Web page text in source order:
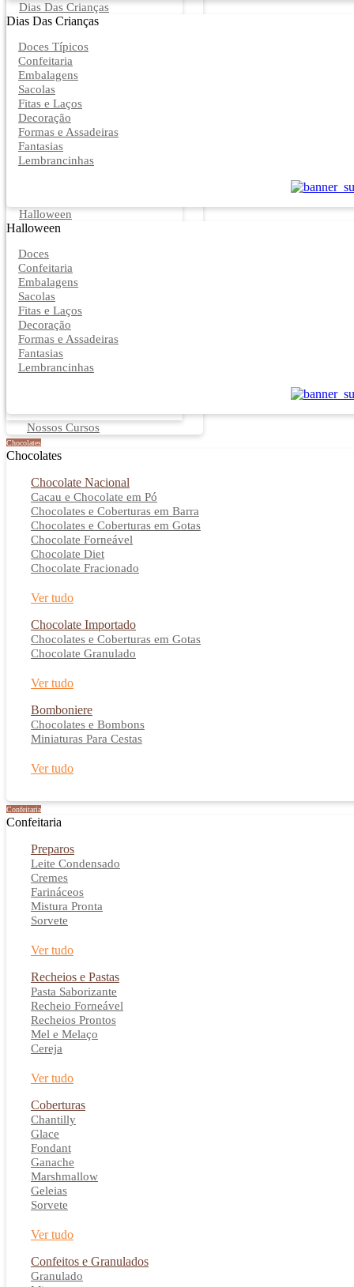
Dias Das Crianças
Dias Das Crianças
Doces Típicos
Confeitaria
Embalagens
Sacolas
Fitas e Laços
Decoração
Formas e Assadeiras
Fantasias
Lembrancinhas
Halloween
Halloween
Doces
Confeitaria
Embalagens
Sacolas
Fitas e Laços
Decoração
Formas e Assadeiras
Fantasias
Lembrancinhas
Nossos Cursos
Chocolates
Chocolates
Chocolate Nacional
Cacau e Chocolate em Pó
Chocolates e Coberturas em Barra
Chocolates e Coberturas em Gotas
Chocolate Forneável
Chocolate Diet
Chocolate Fracionado
Ver tudo
Chocolate Importado
Chocolates e Coberturas em Gotas
Chocolate Granulado
Ver tudo
Bomboniere
Chocolates e Bombons
Miniaturas Para Cestas
Ver tudo
Confeitaria
Confeitaria
Preparos
Leite Condensado
Cremes
Farináceos
Mistura Pronta
Sorvete
Ver tudo
Recheios e Pastas
Pasta Saborizante
Recheio Forneável
Recheios Prontos
Mel e Melaço
Cereja
Ver tudo
Coberturas
Chantilly
Glace
Fondant
Ganache
Marshmallow
Geleias
Sorvete
Ver tudo
Confeitos e Granulados
Granulado